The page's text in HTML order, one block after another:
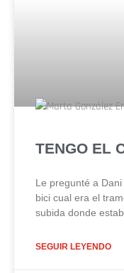
TENGO EL
Le pregunté a
bici cual era el
subida donde
SEGUIR LEYENDO